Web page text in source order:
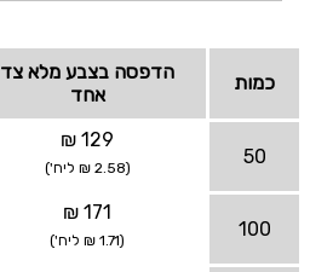
כמות
הדפסה בצבע מלא צד
אחד
50
129 ₪
(2.58 ₪ ליח')
100
171 ₪
(1.71 ₪ ליח')